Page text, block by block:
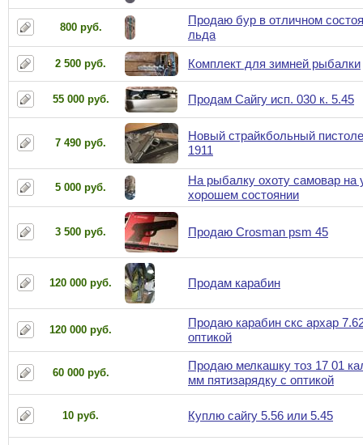
800 руб.
Продаю бур в отличном
льда
2 500 руб. Комплект для зимней рыбалки
55 000 руб. Продам Сайгу исп. 030 к. 5.45
7 490 руб.
Новый страйкбольный
1911
5 000 руб.
На рыбалку охоту самовар на
хорошем состоянии
3 500 руб. Продаю Crosman psm 45
120 000 руб. Продам карабин
120 000 руб.
Продаю карабин скс архар
оптикой
60 000 руб.
Продаю мелкашку тоз 17 01
мм пятизарядку с оптикой
10 руб. Куплю сайгу 5.56 или 5.45